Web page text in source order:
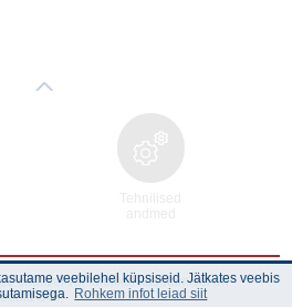
osalisel või täielikul kasutamisel on
OÜ"
veebilehel küpsiseid. Jätkates veebis
Rohkem infot leiad siit